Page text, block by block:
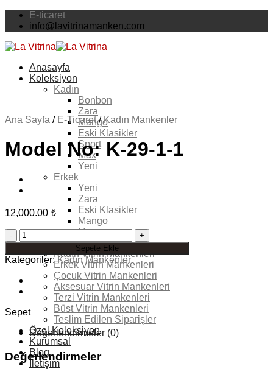
Skip
E-ticaret
info@lavitrinamanken.com
Anasayfa
Koleksiyon
Kadın
Bonbon
Zara
Mango
Eski Klasikler
Sport
Max
Yeni
Erkek
Yeni
Zara
Eski Klasikler
Mango
Max
Sport
Kadın Vitrin Mankenleri
Erkek Vitrin Mankenleri
Çocuk Vitrin Mankenleri
Aksesuar Vitrin Mankenleri
Terzi Vitrin Mankenleri
Büst Vitrin Mankenleri
Teslim Edilen Siparişler
Özel Koleksiyon
Kurumsal
Blog
İletişim
Ana Sayfa / E-Ticaret / Kadın Mankenler
Model No: K-29-1-1
12,000.00 ₺
Model
No:
K-
29-
1-
1
Sepete Ekle
Kategoriler:Kadın Mankenler
Sepet
Değerlendirmeler (0)
Değerlendirmeler